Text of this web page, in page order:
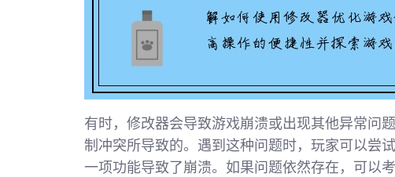
有时，修改器会导致游戏崩溃或出现其他异常问
制冲突所导致的。遇到这种问题时，玩家可以尝
一项功能导致了崩溃。如果问题依然存在，可以